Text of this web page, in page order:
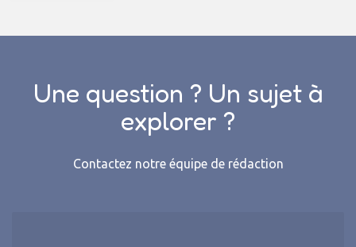
Une question ? Un sujet à
explorer ?
Contactez notre équipe de rédaction